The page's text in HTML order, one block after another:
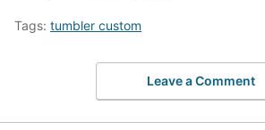
Tags: tumbler custom
Leave a Comment